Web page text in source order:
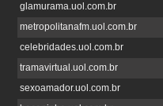
glamurama.uol.com.br
metropolitanafm.uol.com.br
celebridades.uol.com.br
tramavirtual.uol.com.br
sexoamador.uol.com.br